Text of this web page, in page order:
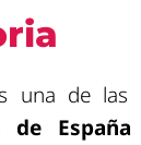
una de las
de España